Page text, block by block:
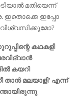
മതിയെന്ന്
ഇതൊക്കെ ഇപ്പോ
കഥകളി
കയറി
താൻ മലയാളി' എന്ന്